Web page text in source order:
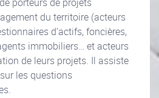
du territoire (acteurs
d’actifs, foncières,
immobiliers… et acteurs
de leurs projets. Il assiste
les questions